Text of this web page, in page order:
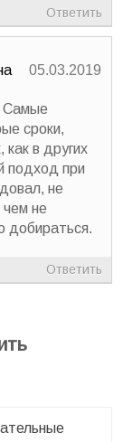
Ответить
05.03.2019
Самые
сроки,
как в других
подход при
не
не
добираться.
Ответить